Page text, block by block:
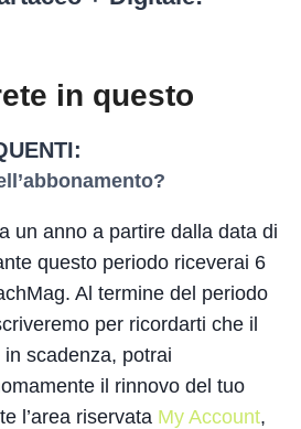
in questo
un anno a partire dalla data di
questo periodo riceverai 6
Al termine del periodo
per ricordarti che il
scadenza, potrai
il rinnovo del tuo
l’area riservata My Account,